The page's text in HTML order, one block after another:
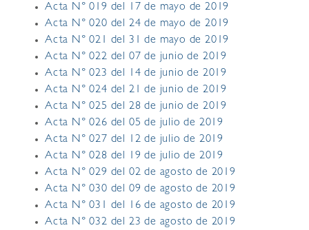
Acta N° 019 del 17 de mayo de 2019
Acta N° 020 del 24 de mayo de 2019
Acta N° 021 del 31 de mayo de 2019
Acta N° 022 del 07 de junio de 2019
Acta N° 023 del 14 de junio de 2019
Acta N° 024 del 21 de junio de 2019
Acta N° 025 del 28 de junio de 2019
Acta N° 026 del 05 de julio de 2019
Acta N° 027 del 12 de julio de 2019
Acta N° 028 del 19 de julio de 2019
Acta N° 029 del 02 de agosto de 2019
Acta N° 030 del 09 de agosto de 2019
Acta N° 031 del 16 de agosto de 2019
Acta N° 032 del 23 de agosto de 2019